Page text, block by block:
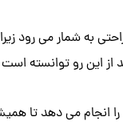
به شمار می
از این رو توانسته
انجام می دهد تا